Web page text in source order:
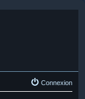
Connexion